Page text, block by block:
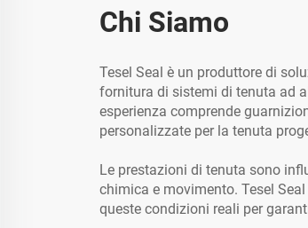
Chi Siamo
Tesel Seal è un produttore di
fornitura di sistemi di tenuta ad
esperienza comprende
personalizzate per la tenuta
Le prestazioni di tenuta sono
chimica e movimento. Tesel
queste condizioni reali per